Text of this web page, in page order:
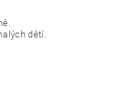
dětí.